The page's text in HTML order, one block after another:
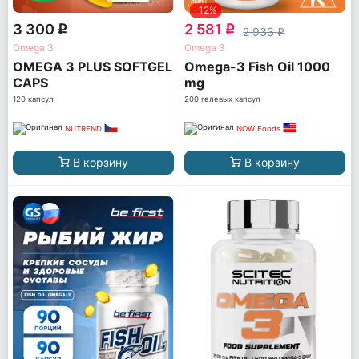
3 300 q
Omega 3
OMEGA 3 PLUS SOFTGEL
CAPS
120 капсул
NUTREND
В корзину
-12%
2 581 q 2 933q
Omega 3
Omega-3 Fish Oil 1000
mg
200 гелевых капсул
NOW Foods
В корзину